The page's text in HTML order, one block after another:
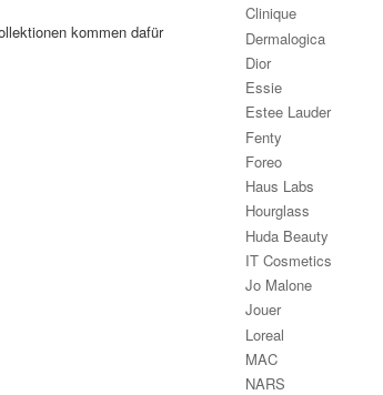
kommen dafür
Clinique
Dermalogica
Dior
Essie
Estee Lauder
Fenty
Foreo
Haus Labs
Hourglass
Huda Beauty
IT Cosmetics
Jo Malone
Jouer
Loreal
MAC
NARS